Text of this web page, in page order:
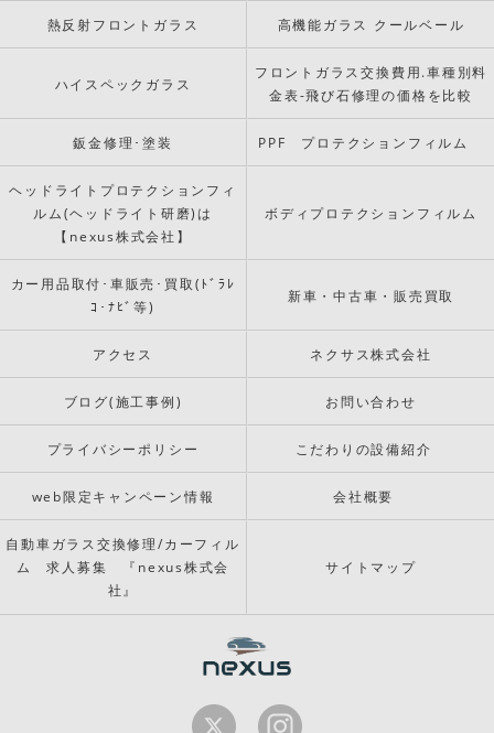
熱反射フロントガラス 高機能ガラス クールベール
ハイスペックガラス
フロントガラス交換費用.車種別料
金表-飛び石修理の価格を比較
鈑金修理･塗装 PPF プロテクションフィルム
ヘッドライトプロテクションフィ
ルム(ヘッドライト研磨)は
【nexus株式会社】
ボディプロテクションフィルム
カー用品取付･車販売･買取(ﾄﾞﾗﾚ
ｺ･ﾅﾋﾞ等)
新車・中古車・販売買取
アクセス ネクサス株式会社
ブログ(施工事例) お問い合わせ
プライバシーポリシー こだわりの設備紹介
web限定キャンペーン情報 会社概要
自動車ガラス交換修理/カーフィル
ム 求人募集 『nexus株式会
社』
サイトマップ